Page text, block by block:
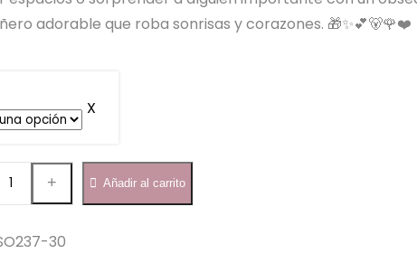
adorable que roba sonrisas y corazones. 🎁✨💕🐻🌹❤️
Añadir al carrito
30